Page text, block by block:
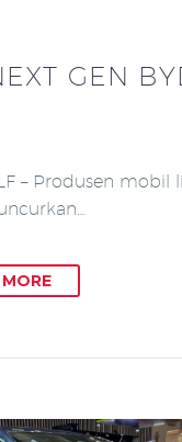
GEN
– Produsen mobil